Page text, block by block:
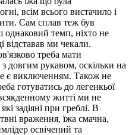
всім всього вистачило і
Сам сплав теж був
темп, ніхто не
відставав ми чекали.
треба мати
довгим рукавом, оскільки на
є виключенням. Також не
готуватись до легенкьої
житті ми не
задіяні при греблі. В
враження, їжа смачна,
освічений та